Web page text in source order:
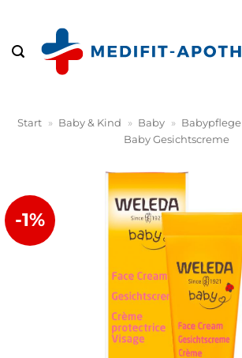
springen
Start » Baby & Kind » Baby » Babypflege
Baby Gesichtscreme
-1%